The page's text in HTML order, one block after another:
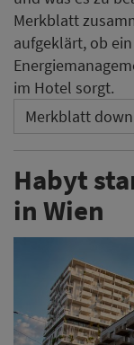
Merkblatt
aufgeklärt, ob
im Hotel sorgt.
Merkblatt
Habyt
in Wien